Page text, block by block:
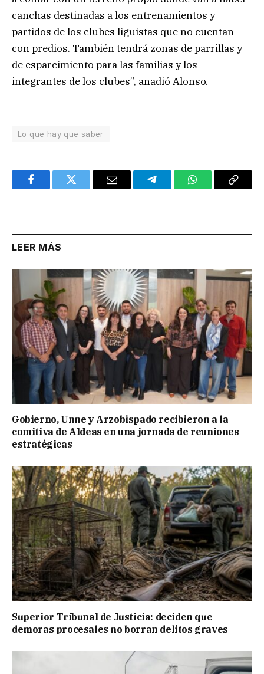
canchas destinadas a los entrenamientos y
partidos de los clubes liguistas que no cuentan
con predios. También tendrá zonas de parrillas y
de esparcimiento para las familias y los
integrantes de los clubes”, añadió Alonso.
Lo que hay que saber
FacebookTwitter Email TelegramWhatsAppCopy
LEER MÁS
Gobierno, Unne y Arzobispado recibieron a la
comitiva de Aldeas en una jornada de reuniones
estratégicas
Superior Tribunal de Justicia: deciden que
demoras procesales no borran delitos graves